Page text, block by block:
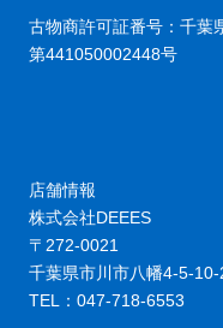
古物商許可証番号：千葉
第441050002448号
店舗情報
株式会社DEEES
〒272-0021
千葉県市川市八幡4-5-
TEL：047-718-6553